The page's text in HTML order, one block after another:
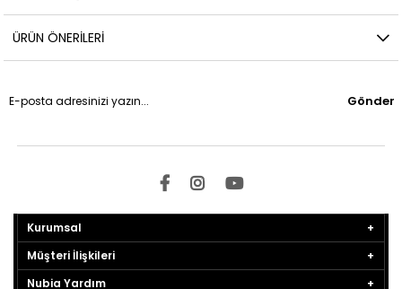
ÜRÜN ÖNERILERI
Gönder
Kurumsal
Müşteri İlişkileri
Nubia Yardım